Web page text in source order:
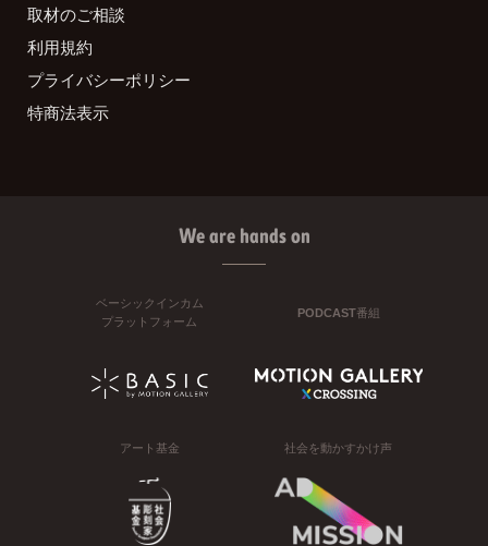
取材のご相談
利用規約
プライバシーポリシー
特商法表示
We are hands on
ベーシックインカム
プラットフォーム
PODCAST番組
アート基金 社会を動かすかけ声